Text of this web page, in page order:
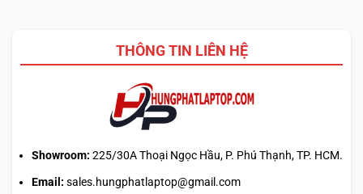
THÔNG TIN LIÊN HỆ
Showroom: 225/30A Thoại Ngọc Hầu, P. Phú Thạnh, TP. HCM.
Email: sales.hungphatlaptop@gmail.com